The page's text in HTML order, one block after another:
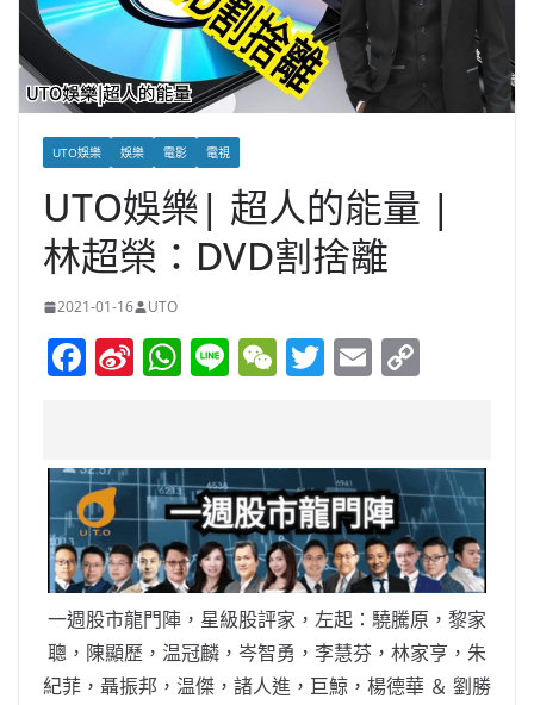
UTO娛樂 娛樂 電影 電視
UTO娛樂| 超人的能量 |
林超榮：DVD割捨離
2021-01-16 UTO
F
e
b
o
o
k
Si
W
ei
b
o
W
s
A
p
p
Li W
h
at
T
er
E
l y
Li
n
k
一週股市龍門陣，星級股評家，左起：驍騰原，黎家
聰，陳顯歷，温冠麟，岑智勇，李慧芬，林家亨，朱
紀菲，聶振邦，温傑，諸人進，巨鯨，楊德華 ＆ 劉勝